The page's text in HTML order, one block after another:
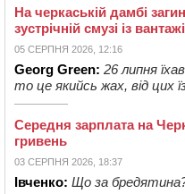
На черкаській дамбі
зустрічній смузі із
05 СЕРПНЯ 2026, 12:16
Georg Green: 26 липня
то це якийсь жах, від цих
Середня зарплата на
гривень
03 СЕРПНЯ 2026, 18:37
Івченко: Що за